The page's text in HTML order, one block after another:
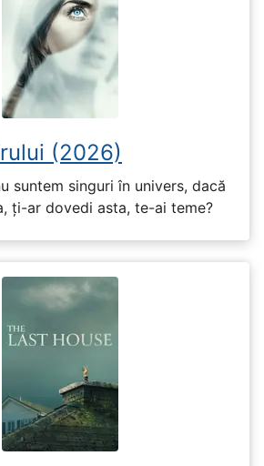
(2026)
suntem singuri în univers, dacă
ți-ar dovedi asta, te-ai teme?